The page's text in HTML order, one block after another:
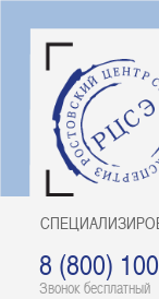
8 (800)
Звонок бесплатный